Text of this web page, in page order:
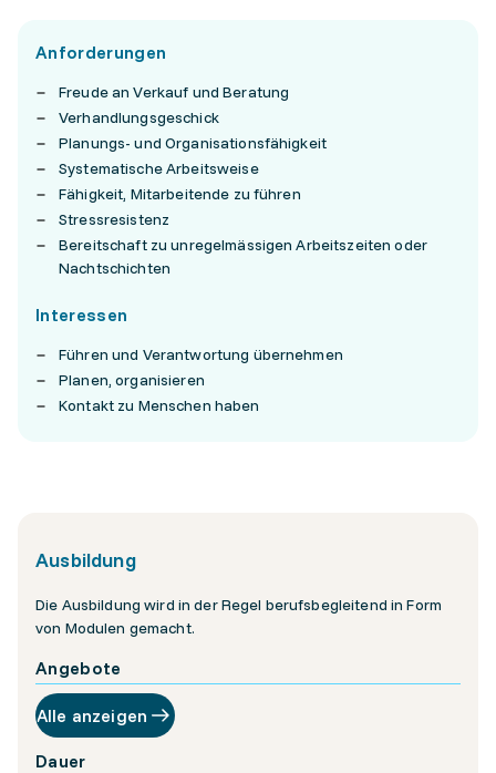
Anforderungen
Freude an Verkauf und Beratung
Verhandlungsgeschick
Planungs- und Organisationsfähigkeit
Systematische Arbeitsweise
Fähigkeit, Mitarbeitende zu führen
Stressresistenz
Bereitschaft zu unregelmässigen Arbeitszeiten oder
Nachtschichten
Interessen
Führen und Verantwortung übernehmen
Planen, organisieren
Kontakt zu Menschen haben
Ausbildung
Die Ausbildung wird in der Regel berufsbegleitend in Form
von Modulen gemacht.
Angebote
Alle anzeigen
Dauer